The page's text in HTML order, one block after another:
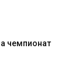
чемпионат